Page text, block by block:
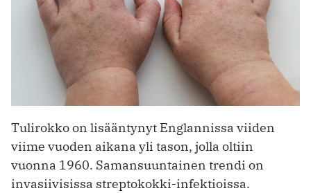
Tulirokko on lisääntynyt Englannissa viiden
viime vuoden aikana yli tason, jolla oltiin
vuonna 1960. Saman­suuntainen trendi on
invasiivisissa streptokokki-infektioissa.